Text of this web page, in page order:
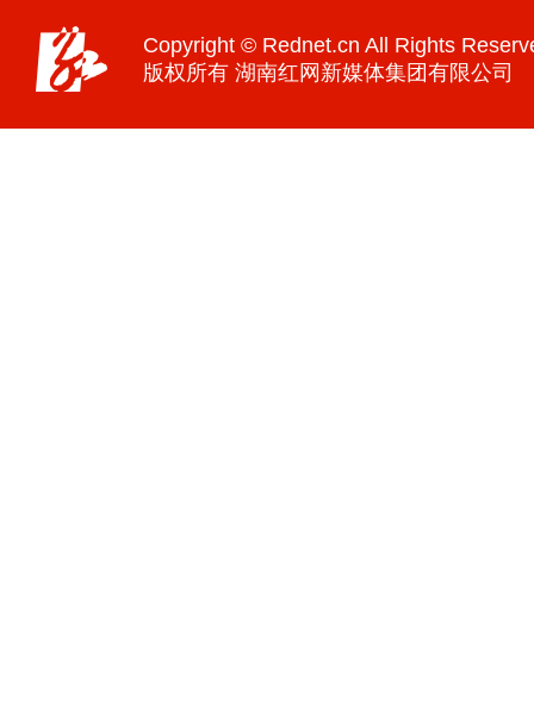
Copyright © Rednet.cn All Rights
版权所有 湖南红网新媒体集团有限公司